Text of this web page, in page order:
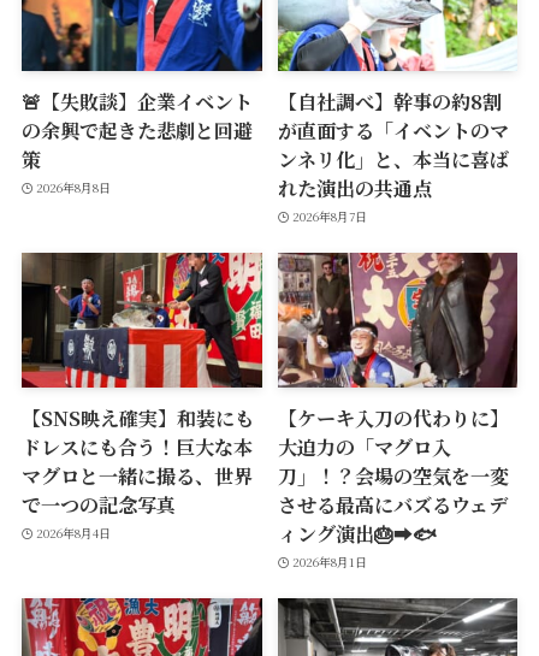
🚨【失敗談】企業イベント
の余興で起きた悲劇と回避
策
2026年8月8日
【自社調べ】幹事の約8割
が直面する「イベントのマ
ンネリ化」と、本当に喜ば
れた演出の共通点
2026年8月7日
【SNS映え確実】和装にも
ドレスにも合う！巨大な本
マグロと一緒に撮る、世界
で一つの記念写真
2026年8月4日
【ケーキ入刀の代わりに】
大迫力の「マグロ入
刀」！？会場の空気を一変
させる最高にバズるウェデ
ィング演出🎂➡️🐟
2026年8月1日